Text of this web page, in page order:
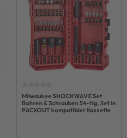
Milwaukee SHOCKWAVE Set
Bohren & Schrauben 54-tlg. Set in
PACKOUT kompatibler Kassette